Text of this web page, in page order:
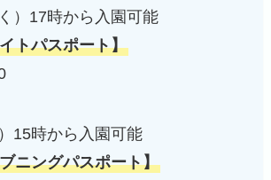
）17時から入園可能
トパスポート】
15時から入園可能
ニングパスポート】